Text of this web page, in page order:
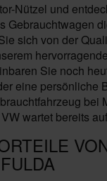
Nützel und
Gebrauchtwagen
sich von der
Sie noch
eine persönliche
bei
wartet bereits